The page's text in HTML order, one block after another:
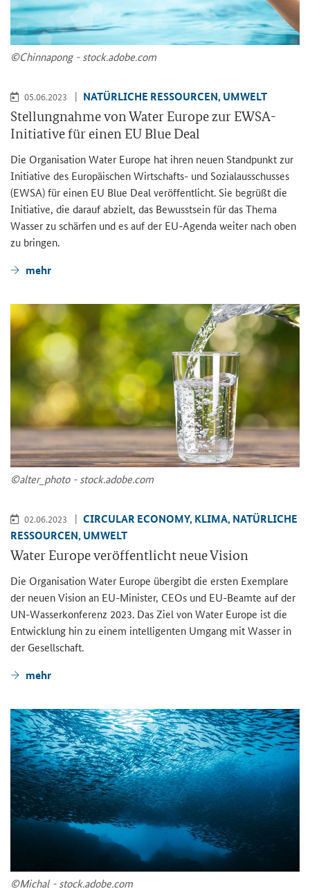
©Chin­na­pong - stock.adobe.com
05.06.2023 NA­TÜR­LI­CHE RES­SOUR­CEN, UM­WELT
Stel­lung­nah­me von Water Eu­ro­pe zur EWSA-​
Initiative für einen EU Blue Deal
Die Or­ga­ni­sa­ti­onWater Europe hat ihren neuen Stand­punkt zur
In­itia­ti­ve des Eu­ro­päi­schen Wirtschafts-​ und So­zi­al­aus­schus­ses
(EWSA) für einen EU Blue Dealver­öf­fent­licht. Sie be­grüßt die
In­itia­ti­ve, die dar­auf ab­zielt, das Be­wusst­sein für das Thema
Was­ser zu schär­fen und es auf der EU-​Agenda wei­ter nach oben
zu brin­gen.
mehr
©al­ter_­pho­to - stock.adobe.com
02.06.2023
CIR­CU­LAR ECO­NO­MY, KLIMA, NA­TÜR­LI­CHE
RES­SOUR­CEN, UM­WELT
Water Eu­ro­pe ver­öf­fent­licht neue Vi­si­on
Die Or­ga­ni­sa­ti­on Water Eu­ro­pe über­gibt die ers­ten Ex­em­pla­re
der neuen Vi­si­on an EU-​Minister, CEOs und EU-​Beamte auf der
UN-​Wasserkonferenz 2023. Das Ziel von Water Eu­ro­pe ist die
Ent­wick­lung hin zu einem in­tel­li­gen­ten Um­gang mit Was­ser in
der Ge­sell­schaft.
mehr
©Mi­chal - stock.adobe.com